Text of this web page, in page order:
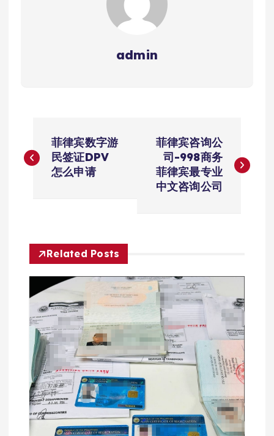
admin
章
菲律宾数字游
民签证DPV
怎么申请
菲律宾咨询公
司-998商务
菲律宾最专业
中文咨询公司
Related Posts